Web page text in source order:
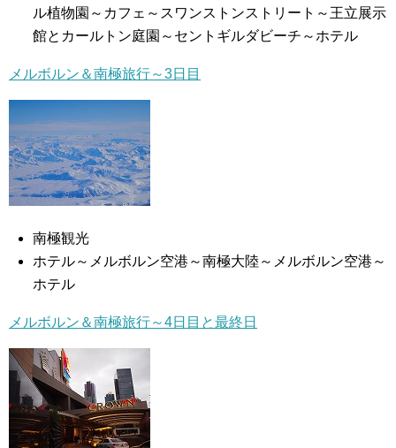
ル植物園～カフェ～スワンストンストリート～王立展示
館とカールトン庭園～セントギルダビーチ～ホテル
メルボルン＆南極旅行～3日目
南極観光
ホテル～メルボルン空港～南極大陸～メルボルン空港～
ホテル
メルボルン＆南極旅行～4日目と最終日